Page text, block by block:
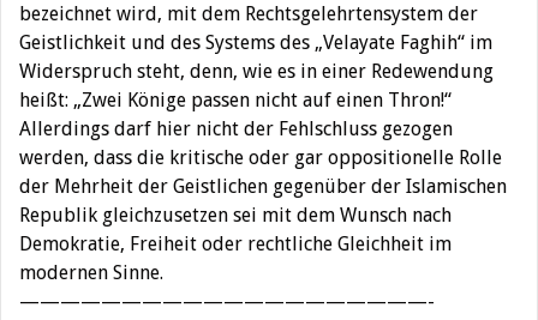
bezeichnet wird, mit dem Rechtsgelehrtensystem der
Geistlichkeit und des Systems des „Velayate Faghih“ im
Widerspruch steht, denn, wie es in einer Redewendung
heißt: „Zwei Könige passen nicht auf einen Thron!“
Allerdings darf hier nicht der Fehlschluss gezogen
werden, dass die kritische oder gar oppositionelle Rolle
der Mehrheit der Geistlichen gegenüber der Islamischen
Republik gleichzusetzen sei mit dem Wunsch nach
Demokratie, Freiheit oder rechtliche Gleichheit im
modernen Sinne.
————————————————————-